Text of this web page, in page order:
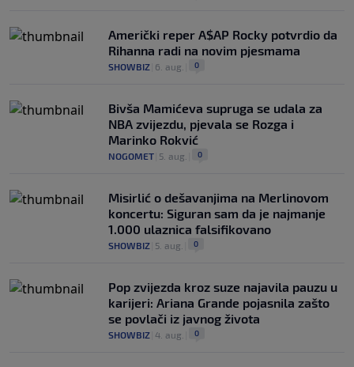
Američki reper A$AP Rocky potvrdio da
Rihanna radi na novim pjesmama
SHOWBIZ 6. aug. 0
Bivša Mamićeva supruga se udala za
NBA zvijezdu, pjevala se Rozga i
Marinko Rokvić
NOGOMET 5. aug. 0
Misirlić o dešavanjima na Merlinovom
koncertu: Siguran sam da je najmanje
1.000 ulaznica falsifikovano
SHOWBIZ 5. aug. 0
Pop zvijezda kroz suze najavila pauzu u
karijeri: Ariana Grande pojasnila zašto
se povlači iz javnog života
SHOWBIZ 4. aug. 0